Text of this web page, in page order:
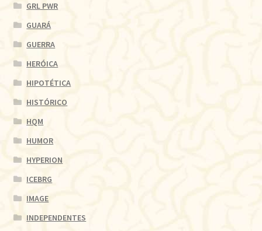
GRL PWR
GUARÁ
GUERRA
HERÓICA
HIPOTÉTICA
HISTÓRICO
HQM
HUMOR
HYPERION
ICEBRG
IMAGE
INDEPENDENTES